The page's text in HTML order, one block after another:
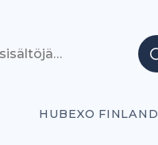
HUBEXO FINLAND